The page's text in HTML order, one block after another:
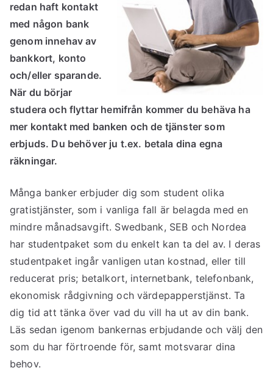
redan haft kontakt
med någon bank
genom innehav av
bankkort, konto
och/eller sparande.
När du börjar
studera och flyttar hemifrån kommer du behäva ha
mer kontakt med banken och de tjänster som
erbjuds. Du behöver ju t.ex. betala dina egna
räkningar.
Många banker erbjuder dig som student olika
gratistjänster, som i vanliga fall är belagda med en
mindre månadsavgift. Swedbank, SEB och Nordea
har studentpaket som du enkelt kan ta del av. I deras
studentpaket ingår vanligen utan kostnad, eller till
reducerat pris; betalkort, internetbank, telefonbank,
ekonomisk rådgivning och värdepapperstjänst. Ta
dig tid att tänka över vad du vill ha ut av din bank.
Läs sedan igenom bankernas erbjudande och välj den
som du har förtroende för, samt motsvarar dina
behov.